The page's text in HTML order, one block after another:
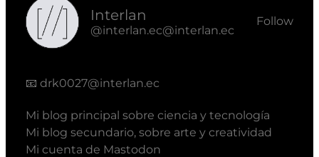
Interlan
@interlan.ec@interlan.ec
Follow
📧 drk0027@interlan.ec
Mi blog principal sobre ciencia y tecnología
Mi blog secundario, sobre arte y creatividad
Mi cuenta de Mastodon